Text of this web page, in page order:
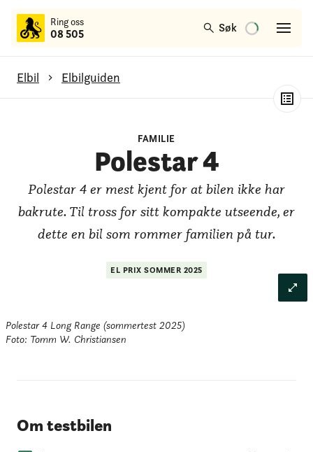
Ring oss
08 505 Søk
hovedinnhold
FAMILIE
Polestar 4
Polestar 4 er mest kjent for at bilen ikke har
bakrute. Til tross for sitt kompakte utseende, er
dette en bil som rommer familien på tur.
EL PRIXSOMMER 2025
Polestar 4 Long Range (sommertest 2025)
Foto: Tomm W. Christiansen
Om testbilen
Elbil Elbilguiden
Test av rekkevidde
Test av lading